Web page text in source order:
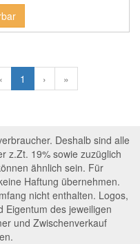
‹ 1 › »
Deshalb sind alle
z.Zt. 19% sowie zuzüglich
ähnlich sein. Für
Haftung übernehmen.
nicht enthalten. Logos,
Eigentum des jeweiligen
und Zwischenverkauf